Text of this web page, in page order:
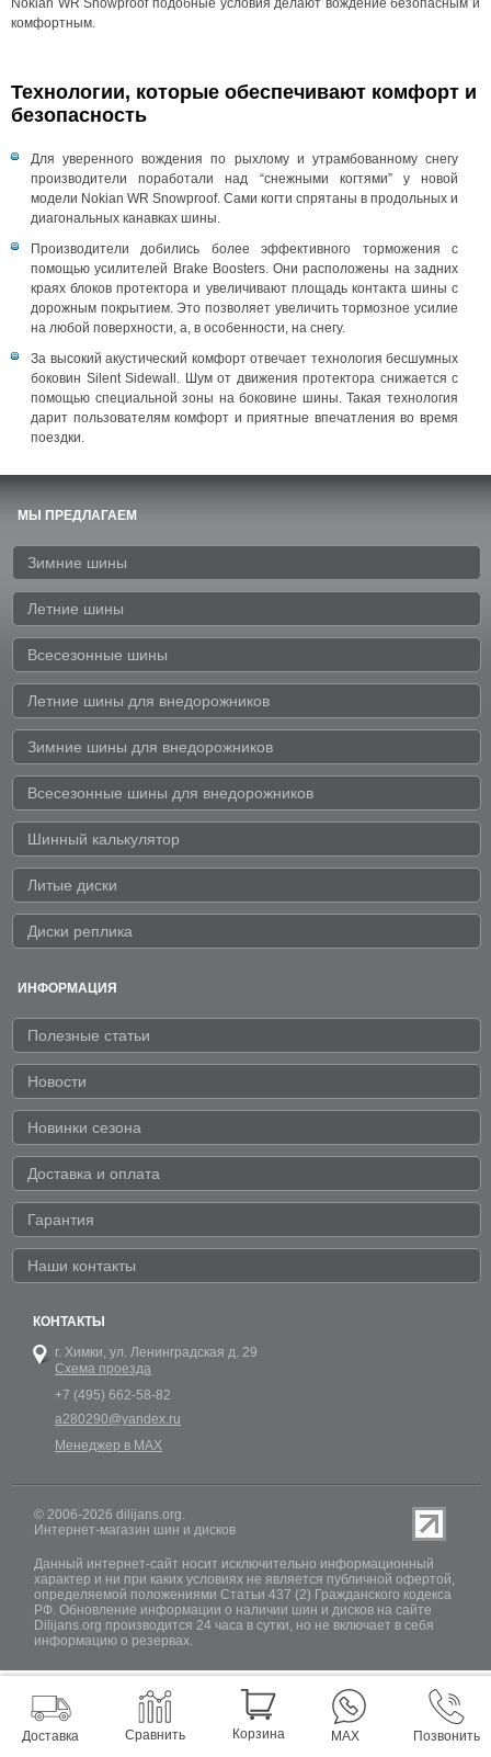
Nokian WR Snowproof подобные условия делают вождение безопасным и
комфортным.
Технологии, которые обеспечивают комфорт и
безопасность
Для уверенного вождения по рыхлому и утрамбованному снегу
производители поработали над “снежными когтями” у новой
модели Nokian WR Snowproof. Сами когти спрятаны в продольных и
диагональных канавках шины.
Производители добились более эффективного торможения с
помощью усилителей Brake Boosters. Они расположены на задних
краях блоков протектора и увеличивают площадь контакта шины с
дорожным покрытием. Это позволяет увеличить тормозное усилие
на любой поверхности, а, в особенности, на снегу.
За высокий акустический комфорт отвечает технология бесшумных
боковин Silent Sidewall. Шум от движения протектора снижается с
помощью специальной зоны на боковине шины. Такая технология
дарит пользователям комфорт и приятные впечатления во время
поездки.
МЫ ПРЕДЛАГАЕМ
Зимние шины
Летние шины
Всесезонные шины
Летние шины для внедорожников
Зимние шины для внедорожников
Всесезонные шины для внедорожников
Шинный калькулятор
Литые диски
Диски реплика
ИНФОРМАЦИЯ
Полезные статьи
Новости
Новинки сезона
Доставка и оплата
Гарантия
Наши контакты
КОНТАКТЫ
г. Химки, ул. Ленинградская д. 29
Схема проезда
+7 (495) 662-58-82
a280290@yandex.ru
Менеджер в MAX
© 2006-2026 dilijans.org.
Интернет-магазин шин и дисков
Данный интернет-сайт носит исключительно информационный
характер и ни при каких условиях не является публичной офертой,
определяемой положениями Статьи 437 (2) Гражданского кодекса
РФ. Обновление информации о наличии шин и дисков на сайте
Dilijans.org производится 24 часа в сутки, но не включает в себя
информацию о резервах.
Доставка Сравнить Корзина MAX Позвонить